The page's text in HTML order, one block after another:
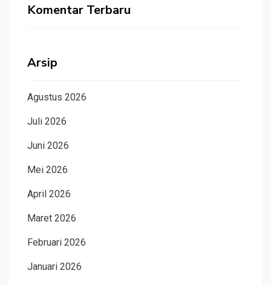
Komentar Terbaru
Arsip
Agustus 2026
Juli 2026
Juni 2026
Mei 2026
April 2026
Maret 2026
Februari 2026
Januari 2026